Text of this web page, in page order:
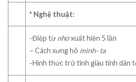
* Nghệ thuật:
-Điệp từ nhớxuất hiện 5 lần
– Cách xưng hô mình- ta
-Hình thức trữ tình giàu tính dân